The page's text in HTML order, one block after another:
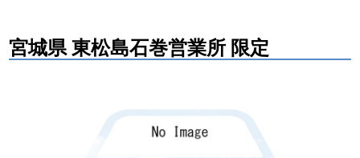
宮城県 東松島石巻営業所 限定